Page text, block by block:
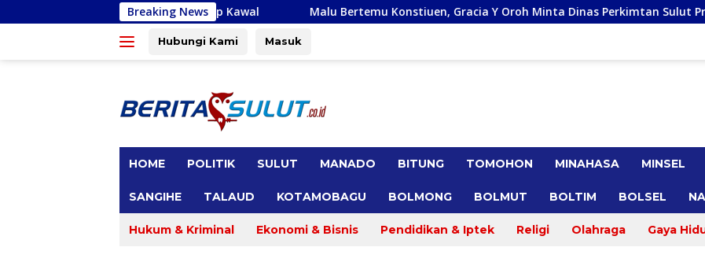
ke
Breaking News
Rotinsulu Siap Kawal Malu Bertemu Konstiuen, Gracia Y Oroh Minta Dinas Perkimtan Sulut Prioritaskan
Hubungi Kami Masuk
HOME POLITIK SULUT MANADO BITUNG TOMOHON MINAHASA MINSEL
SANGIHE TALAUD KOTAMOBAGU BOLMONG BOLMUT BOLTIM BOLSEL
Hukum & Kriminal Ekonomi & Bisnis Pendidikan & Iptek Religi Olahraga Gaya